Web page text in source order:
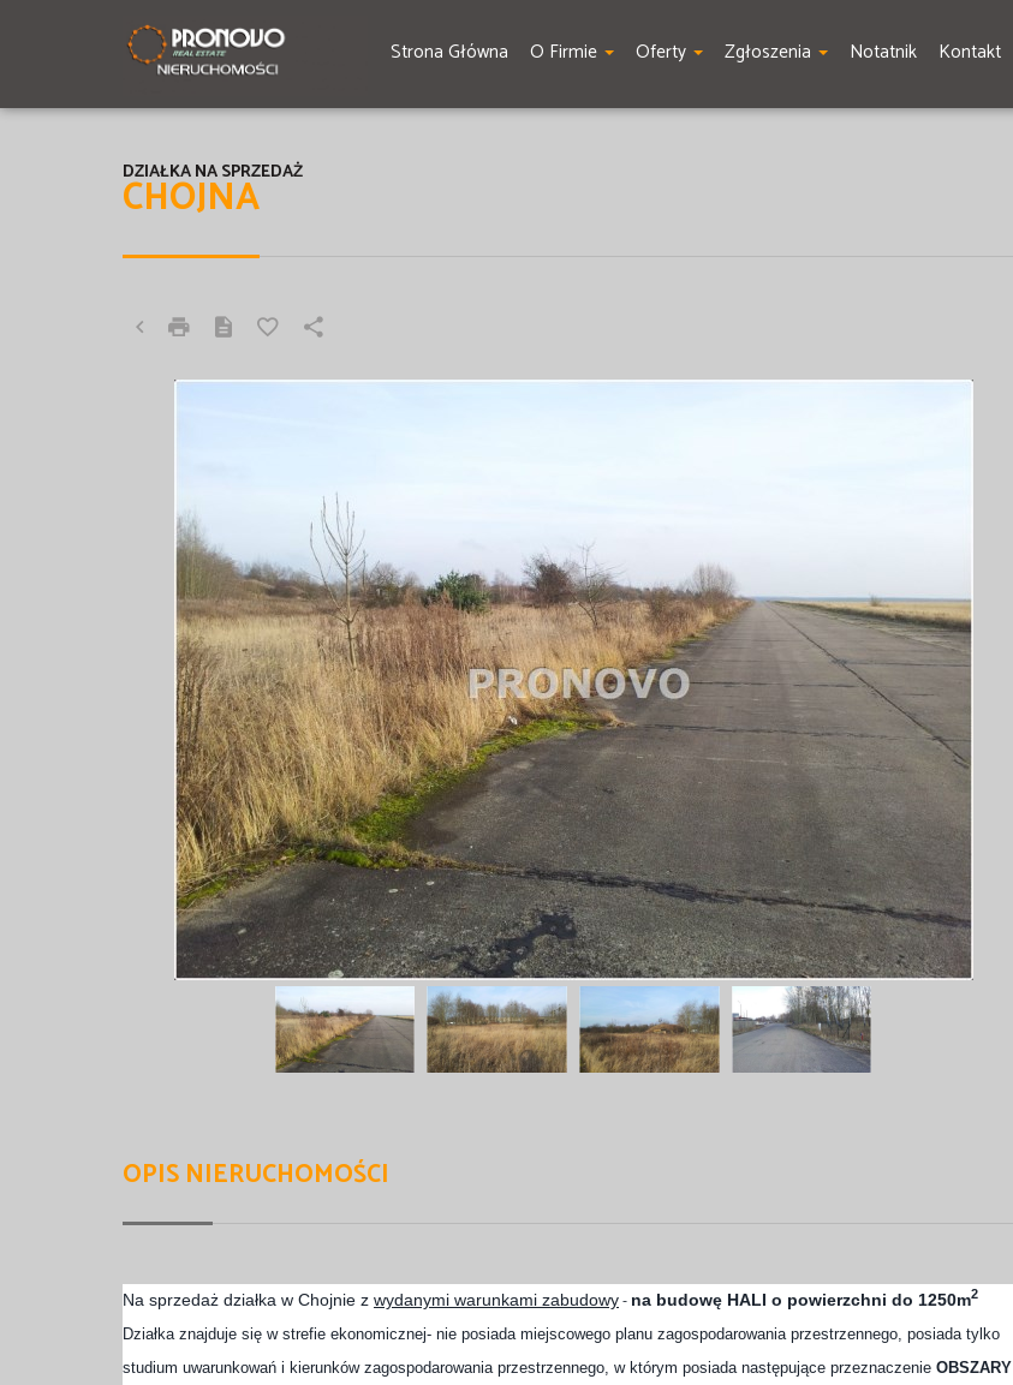
Strona Główna O Firmie Oferty Zgłoszenia Notatnik Kontakt
CHOJNA
DZIAŁKA NA SPRZEDAŻ
OPIS NIERUCHOMOŚCI
Na sprzedaż działka w Chojnie z wydanymi warunkami zabudowy - na budowę HALI o powierzchni do 1250m2
Działka znajduje się w strefie ekonomicznej- nie posiada miejscowego planu zagospodarowania przestrzennego, posiada tylko
studium uwarunkowań i kierunków zagospodarowania przestrzennego, w którym posiada następujące przeznaczenie OBSZARY